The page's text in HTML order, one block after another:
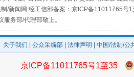
/新闻网 经工信部备案：京ICP备11011765号
务部/代理部敬上。
关于我们 公众采编部 法律声明 | 中国/法制/公
京ICP备11011765号1至35